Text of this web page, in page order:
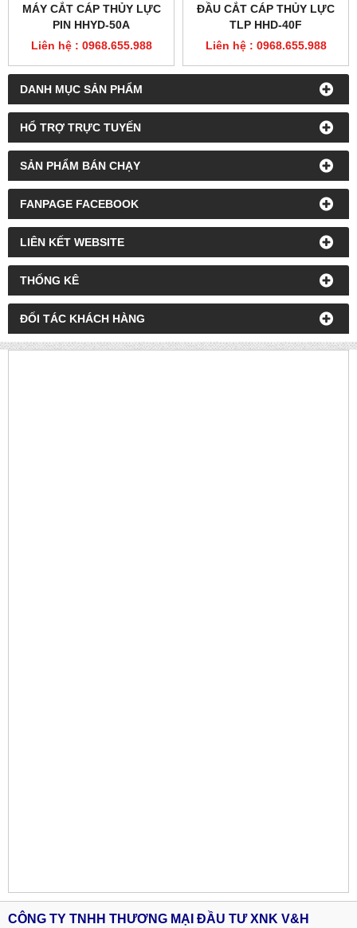
DANH MỤC SẢN PHẨM
HỔ TRỢ TRỰC TUYẾN
SẢN PHẨM BÁN CHẠY
FANPAGE FACEBOOK
LIÊN KẾT WEBSITE
THỐNG KÊ
ĐỐI TÁC KHÁCH HÀNG
MÁY CẮT CÁP THỦY LỰC
PIN HHYD-50A
Liên hệ : 0968.655.988
ĐẦU CẮT CÁP THỦY LỰC
TLP HHD-40F
Liên hệ : 0968.655.988
CÔNG TY TNHH THƯƠNG MẠI ĐẦU TƯ XNK V&H